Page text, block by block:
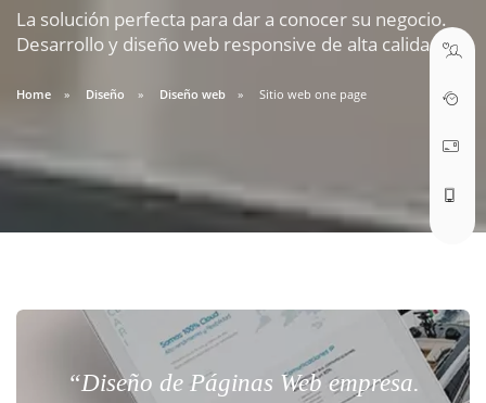
La solución perfecta para dar a conocer su negocio.
Desarrollo y diseño web responsive de alta calidad.
Home Diseño Diseño web Sitio web one page
“Diseño de Páginas Web empresa.
soporte@webseo.cl